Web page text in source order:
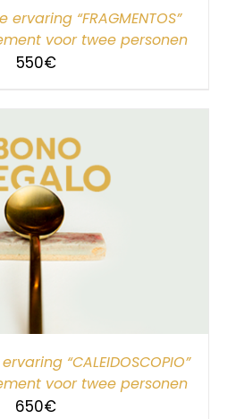
“FRAGMENTOS”
voor twee personen
550€
“CALEIDOSCOPIO”
voor twee personen
650€